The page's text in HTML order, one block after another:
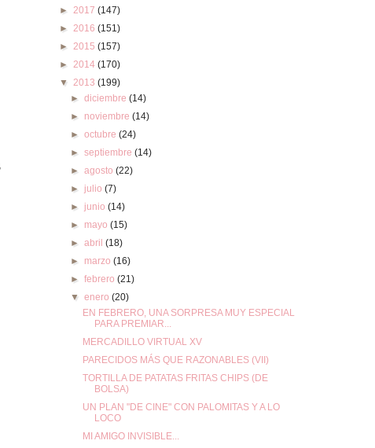
► 2017 (147)
► 2016 (151)
► 2015 (157)
► 2014 (170)
▼ 2013 (199)
►diciembre(14)
► noviembre(14)
►octubre(24)
►septiembre(14)
►agosto(22)
► julio(7)
► junio(14)
► mayo(15)
►abril(18)
► marzo(16)
►febrero(21)
▼enero(20)
EN FEBRERO, UNA SORPRESA MUY ESPECIAL
PARA PREMIAR...
MERCADILLO VIRTUAL XV
PARECIDOS MÁS QUE RAZONABLES (VII)
TORTILLA DE PATATAS FRITAS CHIPS (DE
BOLSA)
UN PLAN "DE CINE" CON PALOMITAS Y A LO
LOCO
MI AMIGO INVISIBLE...